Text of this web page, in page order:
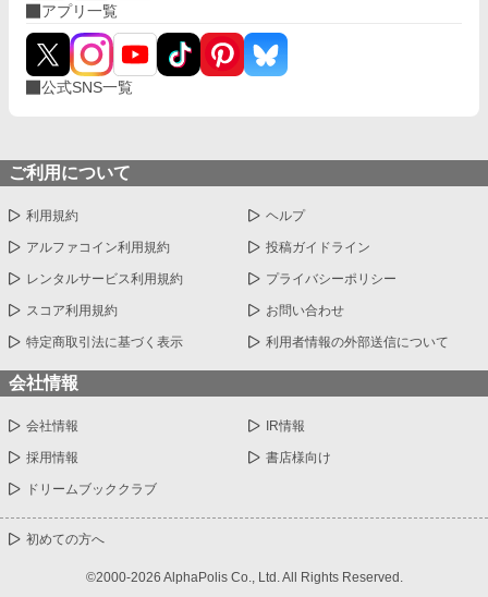
アプリ一覧
公式SNS一覧
ご利用について
利用規約 ヘルプ
アルファコイン利用規約 投稿ガイドライン
レンタルサービス利用規約 プライバシーポリシー
スコア利用規約 お問い合わせ
特定商取引法に基づく表示 利用者情報の外部送信について
会社情報
会社情報 IR情報
採用情報 書店様向け
ドリームブッククラブ
初めての方へ
©2000-2026 AlphaPolis Co., Ltd. All Rights Reserved.